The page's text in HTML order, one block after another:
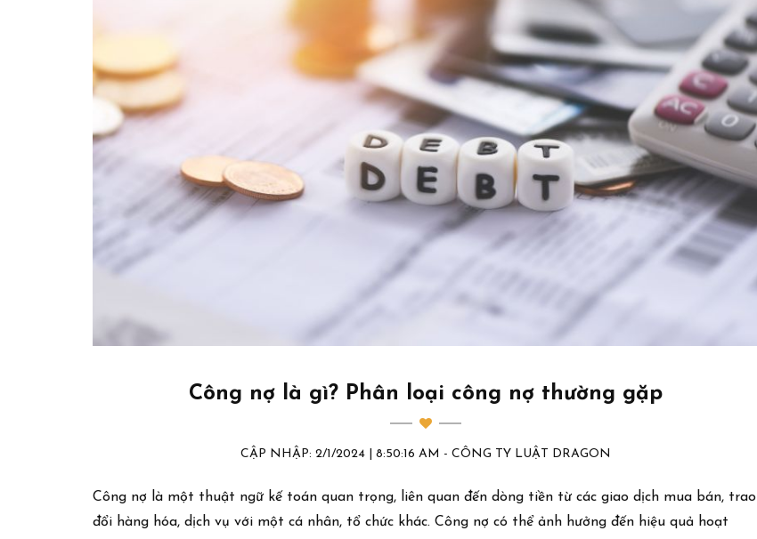
Công nợ là gì? Phân loại công nợ thường gặp
CẬP NHẬP: 2/1/2024 | 8:50:16 AM - CÔNG TY LUẬT DRAGON
Công nợ là một thuật ngữ kế toán quan trọng, liên quan đến dòng tiền từ các giao dịch mua bán, trao
đổi hàng hóa, dịch vụ với một cá nhân, tổ chức khác. Công nợ có thể ảnh hưởng đến hiệu quả hoạt